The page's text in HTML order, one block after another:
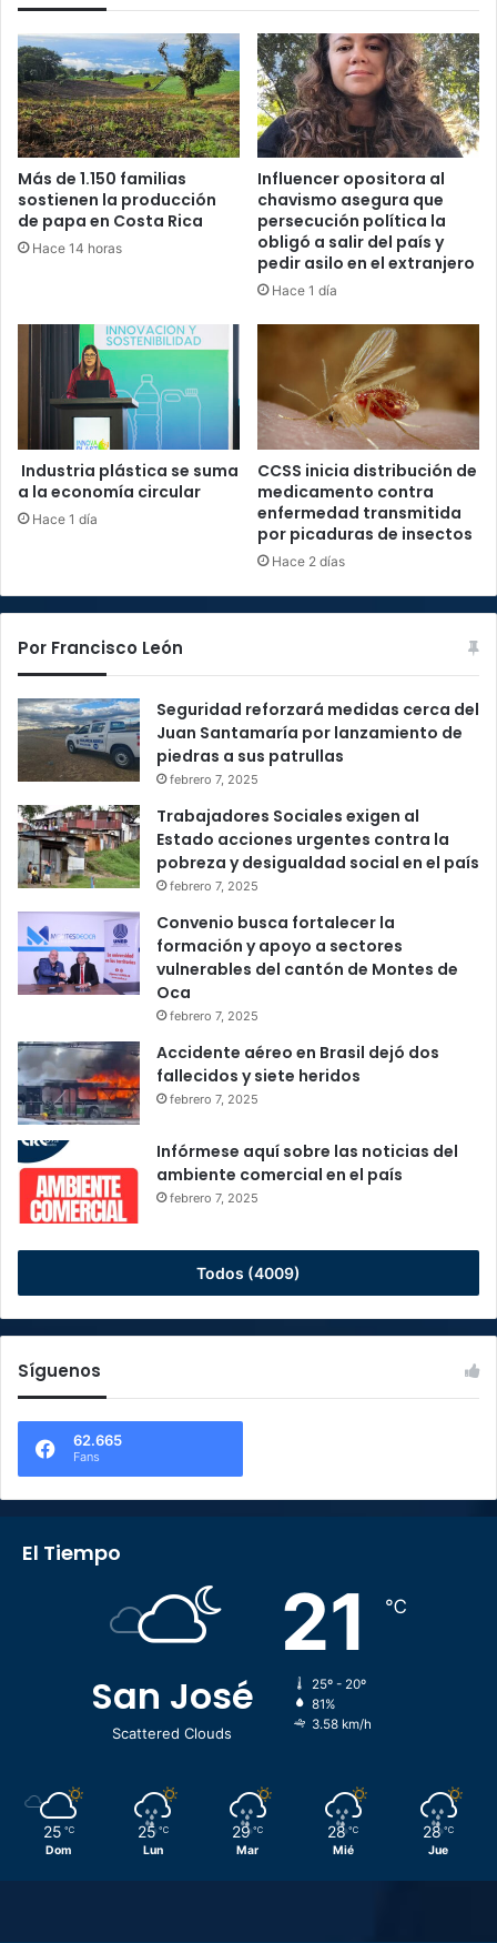
Más de 1.150 familias
sostienen la producción
de papa en Costa Rica
Hace 14 horas
Influencer opositora al
chavismo asegura que
persecución política la
obligó a salir del país y
pedir asilo en el extranjero
Hace 1 día
Industria plástica se suma
a la economía circular
Hace 1 día
CCSS inicia distribución de
medicamento contra
enfermedad transmitida
por picaduras de insectos
Hace 2 días
Por Francisco León
Seguridad reforzará medidas cerca del
Juan Santamaría por lanzamiento de
piedras a sus patrullas
febrero 7, 2025
Trabajadores Sociales exigen al
Estado acciones urgentes contra la
pobreza y desigualdad social en el país
febrero 7, 2025
Convenio busca fortalecer la
formación y apoyo a sectores
vulnerables del cantón de Montes de
Oca
febrero 7, 2025
Accidente aéreo en Brasil dejó dos
fallecidos y siete heridos
febrero 7, 2025
Infórmese aquí sobre las noticias del
ambiente comercial en el país
febrero 7, 2025
Todos (4009)
Síguenos
62.665
Fans
El Tiempo
San José
Scattered Clouds
21 ℃
25º - 20º
81%
3.58 km/h
25 ℃
Dom
25 ℃
Lun
29 ℃
Mar
28 ℃
Mié
28 ℃
Jue